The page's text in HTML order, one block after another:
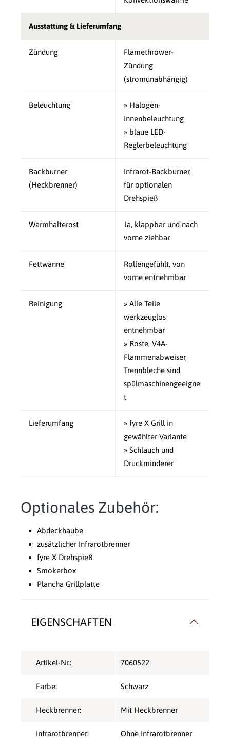
Ausstattung & Lieferumfang
Zündung
Flamethrower-
Zündung
(stromunabhängig)
Beleuchtung
» Halogen-
Innenbeleuchtung
» blaue LED-
Reglerbeleuchtung
Backburner
(Heckbrenner)
Infrarot-Backburner,
für optionalen
Drehspieß
Warmhalterost
Ja, klappbar und nach
vorne ziehbar
Fettwanne
Rollengefühlt, von
vorne entnehmbar
Reinigung
» Alle Teile
werkzeuglos
entnehmbar
» Roste, V4A-
Flammenabweiser,
Trennbleche sind
spülmaschinengeeigne
t
Lieferumfang
» fyre X Grill in
gewählter Variante
» Schlauch und
Druckminderer
Optionales Zubehör:
Abdeckhaube
zusätzlicher Infrarotbrenner
fyre X Drehspieß
Smokerbox
Plancha Grillplatte
EIGENSCHAFTEN
Artikel-Nr.: 7060522
Farbe: Schwarz
Heckbrenner: Mit Heckbrenner
Infrarotbrenner: Ohne Infrarotbrenner